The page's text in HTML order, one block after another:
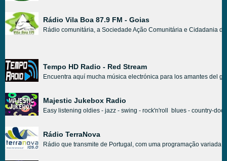
Rádio Vila Boa 87.9 FM - Goias
Rádio comunitária, a Sociedade Ação Comunitária e Cidadania
Tempo HD Radio - Red Stream
Encuentra aquí mucha música electrónica para los amantes del
Majestic Jukebox Radio
Easy listening oldies - jazz - swing - rock'n'roll blues - country-
Rádio TerraNova
Rádio que transmite de Portugal, com uma programação